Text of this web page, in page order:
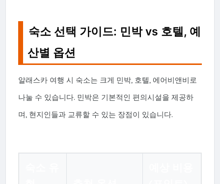
숙소 선택 가이드: 민박 vs 호텔, 예
산별 옵션
알래스카 여행 시 숙소는 크게 민박, 호텔, 에어비앤비로
나눌 수 있습니다. 민박은 기본적인 편의시설을 제공하
며, 현지인들과 교류할 수 있는 장점이 있습니다.